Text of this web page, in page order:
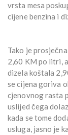
vrsta mesa
cijene benzina i
Tako je
2,60 KM po litri,
dizela koštala
se cijena goriva
cjenovnog rasta
uslijed čega
kada se tome
usluga, jasno je